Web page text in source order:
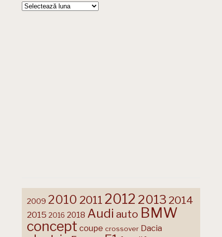
Arhive
2009 2010 2011 2012 2013 2014
2015 2016 2018 Audi auto BMW
concept coupe crossover Dacia